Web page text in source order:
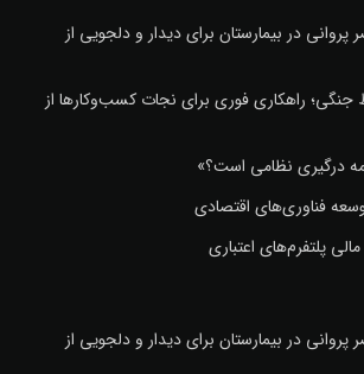
پروانی در بیمارستان برای دیدار و دلجویی از
جنگی؛ راهکاری فوری برای نجات کسب‌وکارها از
درگیری نظامی است؟»
فناوری‌های اقتصادی
پلتفرم‌های اعتباری
پروانی در بیمارستان برای دیدار و دلجویی از